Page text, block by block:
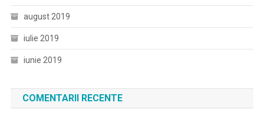
august 2019
iulie 2019
iunie 2019
COMENTARII RECENTE